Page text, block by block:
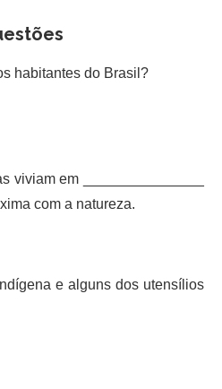
habitantes do Brasil?
viviam em _______________
com a natureza.
e alguns dos utensílios